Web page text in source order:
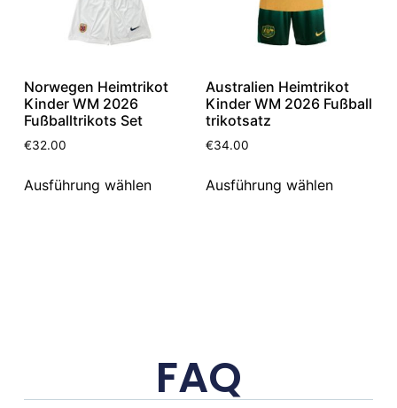
Norwegen Heimtrikot
Kinder WM 2026
Fußballtrikots Set
€32.00
Ausführung wählen
Australien Heimtrikot
Kinder WM 2026 Fußball
trikotsatz
€34.00
Ausführung wählen
FAQ